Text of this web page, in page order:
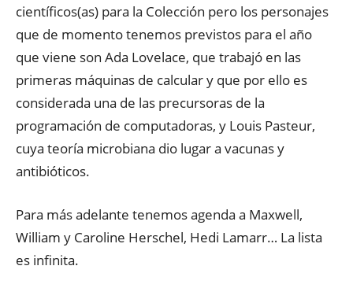
científicos(as) para la Colección pero los personajes
que de momento tenemos previstos para el año
que viene son Ada Lovelace, que trabajó en las
primeras máquinas de calcular y que por ello es
considerada una de las precursoras de la
programación de computadoras, y Louis Pasteur,
cuya teoría microbiana dio lugar a vacunas y
antibióticos.
Para más adelante tenemos agenda a Maxwell,
William y Caroline Herschel, Hedi Lamarr… La lista
es infinita.